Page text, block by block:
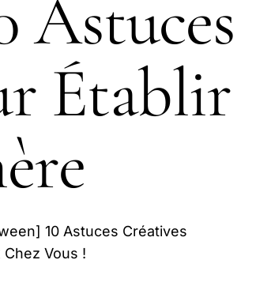
Astuces
Établir
10 Astuces Créatives
Vous !